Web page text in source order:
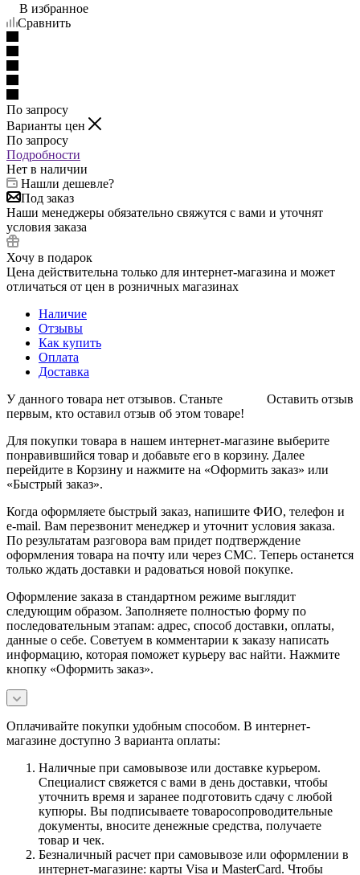
В избранное
Сравнить
По запросу
Варианты цен
По запросу
Подробности
Нет в наличии
Нашли дешевле?
Под заказ
Наши менеджеры обязательно свяжутся с вами и уточнят
условия заказа
Хочу в подарок
Цена действительна только для интернет-магазина и может
отличаться от цен в розничных магазинах
Наличие
Отзывы
Как купить
Оплата
Доставка
Оставить отзыв
У данного товара нет отзывов. Станьте
первым, кто оставил отзыв об этом товаре!
Для покупки товара в нашем интернет-магазине выберите
понравившийся товар и добавьте его в корзину. Далее
перейдите в Корзину и нажмите на «Оформить заказ» или
«Быстрый заказ».
Когда оформляете быстрый заказ, напишите ФИО, телефон и
e-mail. Вам перезвонит менеджер и уточнит условия заказа.
По результатам разговора вам придет подтверждение
оформления товара на почту или через СМС. Теперь останется
только ждать доставки и радоваться новой покупке.
Оформление заказа в стандартном режиме выглядит
следующим образом. Заполняете полностью форму по
последовательным этапам: адрес, способ доставки, оплаты,
данные о себе. Советуем в комментарии к заказу написать
информацию, которая поможет курьеру вас найти. Нажмите
кнопку «Оформить заказ».
Оплачивайте покупки удобным способом. В интернет-
магазине доступно 3 варианта оплаты:
Наличные при самовывозе или доставке курьером.
Специалист свяжется с вами в день доставки, чтобы
уточнить время и заранее подготовить сдачу с любой
купюры. Вы подписываете товаросопроводительные
документы, вносите денежные средства, получаете
товар и чек.
Безналичный расчет при самовывозе или оформлении в
интернет-магазине: карты Visa и MasterCard. Чтобы